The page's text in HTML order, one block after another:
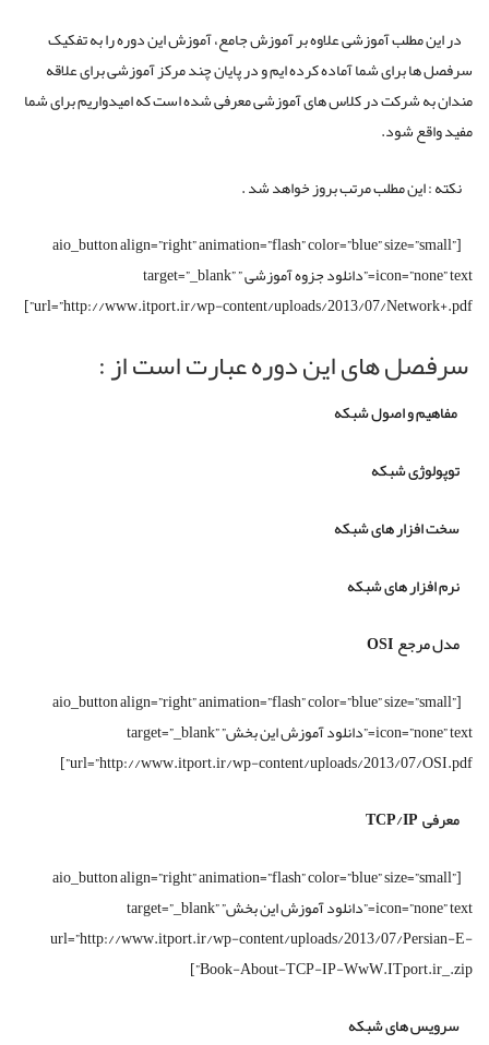
در این مطلب آموزشی علاوه بر آموزش جامع، آموزش این دوره را به تفکیک
سرفصل ها برای شما آماده کرده ایم و در پایان چند مرکز آموزشی برای علاقه
مندان به شرکت در کلاس های آموزشی معرفی شده است که امیدواریم برای شما
مفید واقع شود.
نکته : این مطلب مرتب بروز خواهد شد .
[aio_button align=”right” animation=”flash” color=”blue” size=”small”
icon=”none” text=”دانلود جزوه آموزشی ” target=”_blank”
url=”http://www.itport.ir/wp-content/uploads/2013/07/Network+.pdf”]
سرفصل های این دوره عبارت است از :
مفاهیم و اصول شبکه
توپولوژی شبکه
سخت افزار های شبکه
نرم افزار های شبکه
مدل مرجع OSI
[aio_button align=”right” animation=”flash” color=”blue” size=”small”
icon=”none” text=”دانلود آموزش این بخش” target=”_blank”
url=”http://www.itport.ir/wp-content/uploads/2013/07/OSI.pdf”]
معرفی TCP/IP
[aio_button align=”right” animation=”flash” color=”blue” size=”small”
icon=”none” text=”دانلود آموزش این بخش” target=”_blank”
url=”http://www.itport.ir/wp-content/uploads/2013/07/Persian-E-
Book-About-TCP-IP-WwW.ITport.ir_.zip”]
سرویس های شبکه